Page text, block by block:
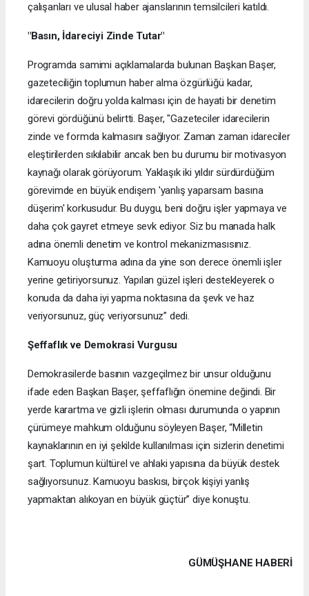
çalışanları ve ulusal haber ajanslarının temsilcileri katıldı.
"Basın, İdareciyi Zinde Tutar"
Programda samimi açıklamalarda bulunan Başkan Başer,
gazeteciliğin toplumun haber alma özgürlüğü kadar,
idarecilerin doğru yolda kalması için de hayati bir denetim
görevi gördüğünü belirtti. Başer, "Gazeteciler idarecilerin
zinde ve formda kalmasını sağlıyor. Zaman zaman idareciler
eleştirilerden sıkılabilir ancak ben bu durumu bir motivasyon
kaynağı olarak görüyorum. Yaklaşık iki yıldır sürdürdüğüm
görevimde en büyük endişem 'yanlış yaparsam basına
düşerim' korkusudur. Bu duygu, beni doğru işler yapmaya ve
daha çok gayret etmeye sevk ediyor. Siz bu manada halk
adına önemli denetim ve kontrol mekanizmasısınız.
Kamuoyu oluşturma adına da yine son derece önemli işler
yerine getiriyorsunuz. Yapılan güzel işleri destekleyerek o
konuda da daha iyi yapma noktasına da şevk ve haz
veriyorsunuz, güç veriyorsunuz” dedi.
Şeffaflık ve Demokrasi Vurgusu
Demokrasilerde basının vazgeçilmez bir unsur olduğunu
ifade eden Başkan Başer, şeffaflığın önemine değindi. Bir
yerde karartma ve gizli işlerin olması durumunda o yapının
çürümeye mahkum olduğunu söyleyen Başer, “Milletin
kaynaklarının en iyi şekilde kullanılması için sizlerin denetimi
şart. Toplumun kültürel ve ahlaki yapısına da büyük destek
sağlıyorsunuz. Kamuoyu baskısı, birçok kişiyi yanlış
yapmaktan alıkoyan en büyük güçtür” diye konuştu.
GÜMÜŞHANE HABERİ